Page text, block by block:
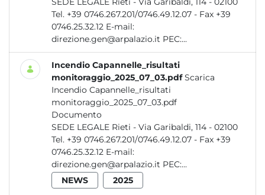
Tel. +39 0746.267.201/0746.49.12.07 - Fax +39
0746.25.32.12 E-mail:
direzione.gen@arpalazio.it PEC:...
Incendio Capannelle_risultati
monitoraggio_2025_07_03.pdf Scarica
Incendio Capannelle_risultati
monitoraggio_2025_07_03.pdf
Documento
SEDE LEGALE Rieti - Via Garibaldi, 114 - 02100
Tel. +39 0746.267.201/0746.49.12.07 - Fax +39
0746.25.32.12 E-mail:
direzione.gen@arpalazio.it PEC:...
NEWS
2025